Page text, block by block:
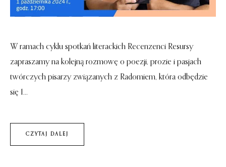
W ramach cyklu spotkań literackich Recenzenci Resursy
zapraszamy na kolejną rozmowę o poezji, prozie i pasjach
twórczych pisarzy związanych z Radomiem, która odbędzie
się 1...
CZYTAJ DALEJ